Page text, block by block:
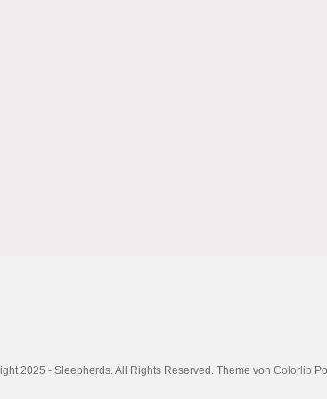
2025 - Sleepherds. All Rights Reserved. Theme von Colorlib